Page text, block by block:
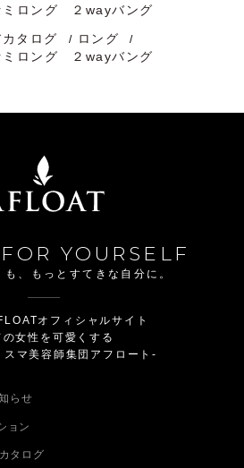
ロング ２wayバング
タログ
ロング
ロング ２wayバング
YOURSELF
、もっとすてきな自分に。
オフィシャルサイト
女性を可愛くする
スマ美容師集団アフロート-
らせ
ョン
タログ